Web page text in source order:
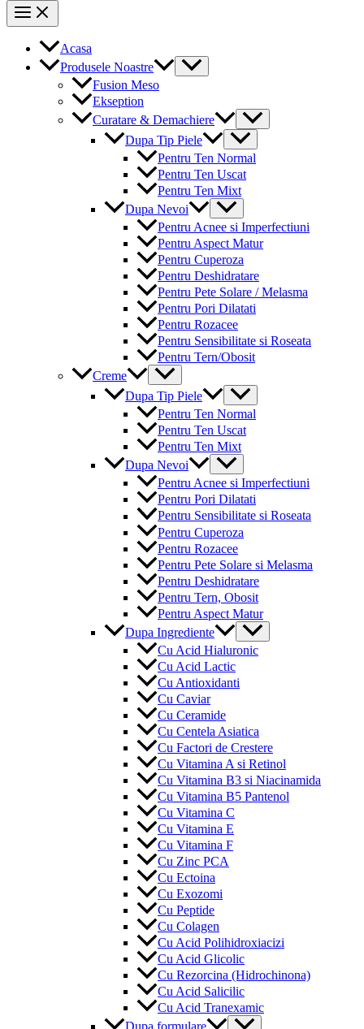
Main
Menu
Acasa
Produsele Noastre
Menu
Toggle
Fusion Meso
Ekseption
Curatare & Demachiere
Menu
Toggle
Dupa Tip Piele
Menu
Toggle
Pentru Ten Normal
Pentru Ten Uscat
Pentru Ten Mixt
Dupa Nevoi
Menu
Toggle
Pentru Acnee si Imperfectiuni
Pentru Aspect Matur
Pentru Cuperoza
Pentru Deshidratare
Pentru Pete Solare / Melasma
Pentru Pori Dilatati
Pentru Rozacee
Pentru Sensibilitate si Roseata
Pentru Tern/Obosit
Creme
Menu
Toggle
Dupa Tip Piele
Menu
Toggle
Pentru Ten Normal
Pentru Ten Uscat
Pentru Ten Mixt
Dupa Nevoi
Menu
Toggle
Pentru Acnee si Imperfectiuni
Pentru Pori Dilatati
Pentru Sensibilitate si Roseata
Pentru Cuperoza
Pentru Rozacee
Pentru Pete Solare si Melasma
Pentru Deshidratare
Pentru Tern, Obosit
Pentru Aspect Matur
Dupa Ingrediente
Menu
Toggle
Cu Acid Hialuronic
Cu Acid Lactic
Cu Antioxidanti
Cu Caviar
Cu Ceramide
Cu Centela Asiatica
Cu Factori de Crestere
Cu Vitamina A si Retinol
Cu Vitamina B3 si Niacinamida
Cu Vitamina B5 Pantenol
Cu Vitamina C
Cu Vitamina E
Cu Vitamina F
Cu Zinc PCA
Cu Ectoina
Cu Exozomi
Cu Peptide
Cu Colagen
Cu Acid Polihidroxiacizi
Cu Acid Glicolic
Cu Rezorcina (Hidrochinona)
Cu Acid Salicilic
Cu Acid Tranexamic
Menu